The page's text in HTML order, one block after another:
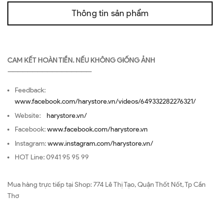
Thông tin sản phẩm
CAM KẾT HOÀN TIỀN. NẾU KHÔNG GIỐNG ẢNH
—————————————————
Feedback:
www.facebook.com/harystore.vn/videos/649332282276321/
Website: harystore.vn/
Facebook:www.facebook.com/harystore.vn
Instagram:www.instagram.com/harystore.vn/
HOT Line: 0941 95 95 99
Mua hàng trực tiếp tại Shop: 774 Lê Thị Tạo, Quận Thốt Nốt, Tp Cần
Thơ